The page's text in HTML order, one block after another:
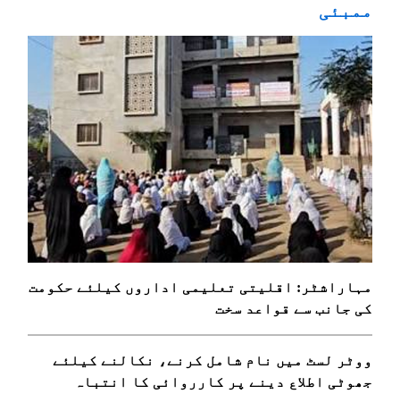
ممبئی
مہاراشٹر: اقلیتی تعلیمی اداروں کیلئے حکومت
کی جانب سے قواعد سخت
ووٹر لسٹ میں نام شامل کرنے، نکالنے کیلئے
جھوٹی اطلاع دینے پر کارروائی کا انتباہ